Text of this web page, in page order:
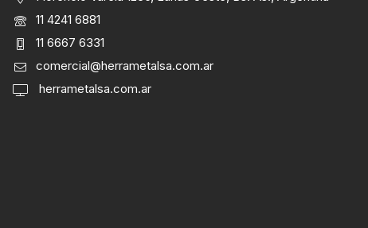
11 4241 6881
11 6667 6331
comercial@herrametalsa.com.ar
herrametalsa.com.ar